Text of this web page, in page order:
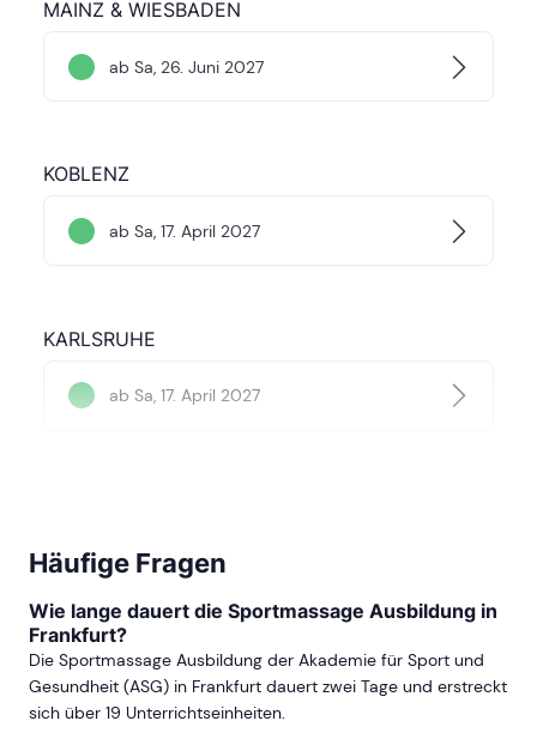
MAINZ & WIESBADEN
ab Sa, 26. Juni 2027
KOBLENZ
ab Sa, 17. April 2027
KARLSRUHE
ab Sa, 17. April 2027
ab Sa, 12. September 2026
ab Sa, 21. November 2026
ab Sa, 27. Februar 2027
Häufige Fragen
Wie lange dauert die Sportmassage Ausbildung in
Frankfurt?
Die Sportmassage Ausbildung der Akademie für Sport und
Gesundheit (ASG) in Frankfurt dauert zwei Tage und erstreckt
sich über 19 Unterrichtseinheiten.